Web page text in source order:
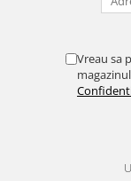
Vreau sa